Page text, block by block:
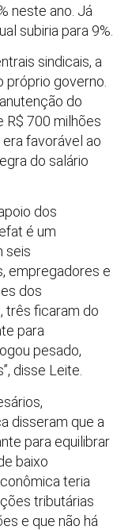
neste ano. Já
subiria para 9%.
sindicais, a
próprio governo.
do
R$ 700 milhões
favorável ao
do salário
dos
é um
seis
empregadores e
dos
três ficaram do
para
pesado,
disse Leite.
disseram que a
para equilibrar
baixo
teria
tributárias
e que não há